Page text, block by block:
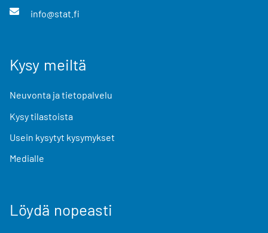
info@stat.fi
Kysy meiltä
Neuvonta ja tietopalvelu
Kysy tilastoista
Usein kysytyt kysymykset
Medialle
Löydä nopeasti